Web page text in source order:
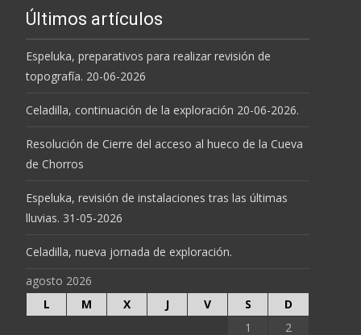
Últimos artículos
Espeluka, preparativos para realizar revisión de
topografía. 20-06-2026
Celadilla, continuación de la exploración 20-06-2026.
Resolución de Cierre del acceso al hueco de la Cueva
de Chorros
Espeluka, revisión de instalaciones tras las últimas
lluvias. 31-05-2026
Celadilla, nueva jornada de exploración.
agosto 2026
L
M X J V S
D
1
2